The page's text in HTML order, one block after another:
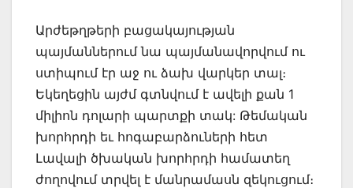
Արժեթղթերի բացակայության
պայմաններում նա պայմանավորվում ու
ստիպում էր աջ ու ձախ վարկեր տալ։
Եկեղեցին այժմ գտնվում է ավելի քան 1
միլիոն դոլարի պարտքի տակ: Թեմական
խորհրդի եւ հոգաբարձուների հետ
Լավալի ծխական խորհրդի համատեղ
ժողովում տրվել է մանրամասն զեկուցում։